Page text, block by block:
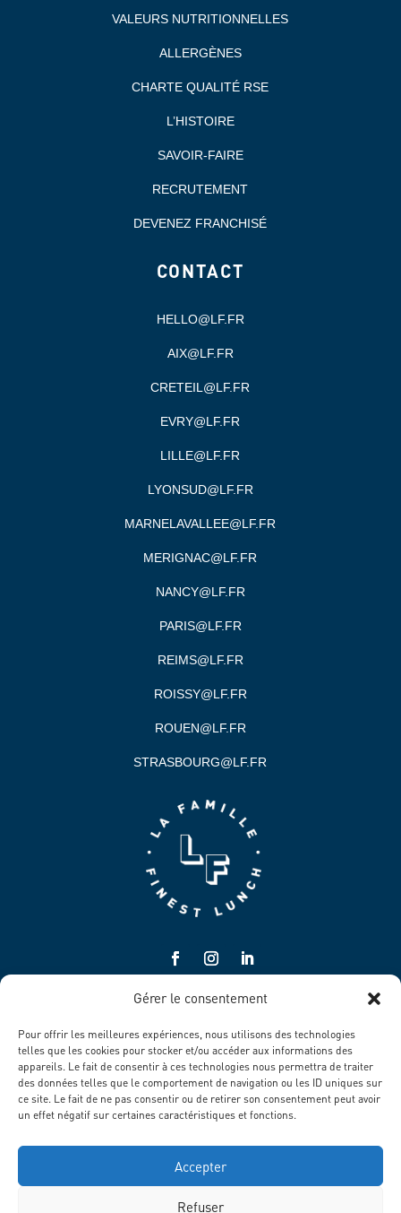
Gérer le consentement
Pour offrir les meilleures expériences, nous utilisons des technologies
telles que les cookies pour stocker et/ou accéder aux informations des
appareils. Le fait de consentir à ces technologies nous permettra de traiter
des données telles que le comportement de navigation ou les ID uniques sur
ce site. Le fait de ne pas consentir ou de retirer son consentement peut avoir
un effet négatif sur certaines caractéristiques et fonctions.
Accepter
Refuser
VALEURS NUTRITIONNELLES
ALLERGÈNES
CHARTE QUALITÉ RSE
L’HISTOIRE
SAVOIR-FAIRE
RECRUTEMENT
DEVENEZ FRANCHISÉ
CONTACT
HELLO@LF.FR
AIX@LF.FR
CRETEIL@LF.FR
EVRY@LF.FR
LILLE@LF.FR
LYONSUD@LF.FR
MARNELAVALLEE@LF.FR
MERIGNAC@LF.FR
NANCY@LF.FR
PARIS@LF.FR
REIMS@LF.FR
ROISSY@LF.FR
ROUEN@LF.FR
STRASBOURG@LF.FR
MENTIONS LÉGALES
POLITIQUE DE CONFIDENTIALITÉ